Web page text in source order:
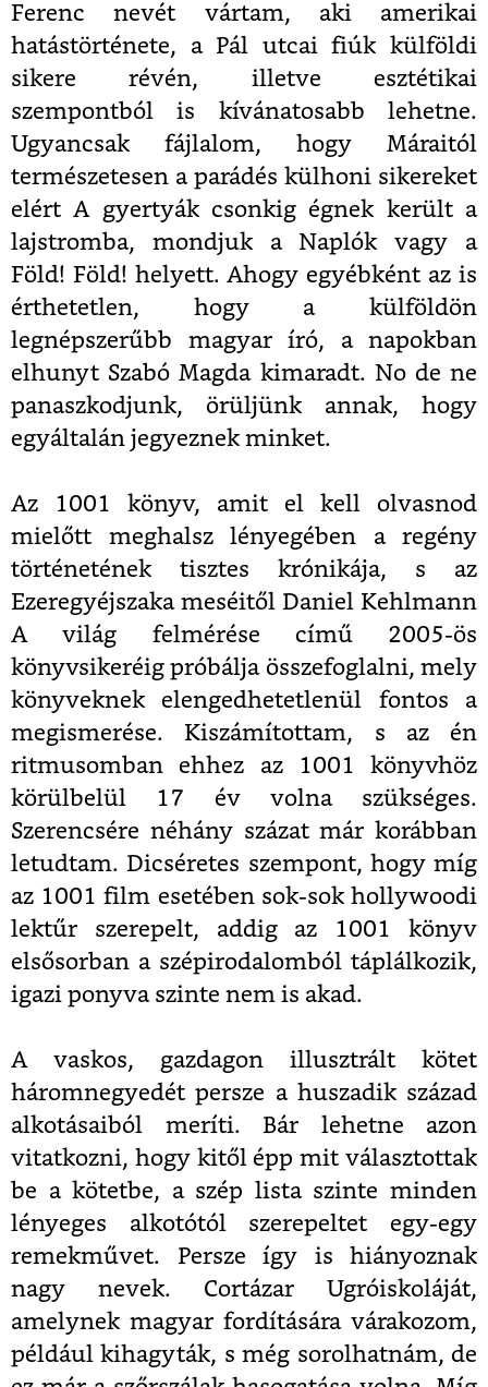
Ferenc nevét vártam, aki amerikai
hatástörténete, a Pál utcai fiúk külföldi
sikere révén, illetve esztétikai
szempontból is kívánatosabb lehetne.
Ugyancsak fájlalom, hogy Máraitól
természetesen a parádés külhoni sikereket
elért A gyertyák csonkig égnek került a
lajstromba, mondjuk a Naplók vagy a
Föld! Föld! helyett. Ahogy egyébként az is
érthetetlen, hogy a külföldön
legnépszerűbb magyar író, a napokban
elhunyt Szabó Magda kimaradt. No de ne
panaszkodjunk, örüljünk annak, hogy
egyáltalán jegyeznek minket.
Az 1001 könyv, amit el kell olvasnod
mielőtt meghalsz lényegében a regény
történetének tisztes krónikája, s az
Ezeregyéjszaka meséitől Daniel Kehlmann
A világ felmérése című 2005-ös
könyvsikeréig próbálja összefoglalni, mely
könyveknek elengedhetetlenül fontos a
megismerése. Kiszámítottam, s az én
ritmusomban ehhez az 1001 könyvhöz
körülbelül 17 év volna szükséges.
Szerencsére néhány százat már korábban
letudtam. Dicséretes szempont, hogy míg
az 1001 film esetében sok-sok hollywoodi
lektűr szerepelt, addig az 1001 könyv
elsősorban a szépirodalomból táplálkozik,
igazi ponyva szinte nem is akad.
A vaskos, gazdagon illusztrált kötet
háromnegyedét persze a huszadik század
alkotásaiból meríti. Bár lehetne azon
vitatkozni, hogy kitől épp mit választottak
be a kötetbe, a szép lista szinte minden
lényeges alkotótól szerepeltet egy-egy
remekművet. Persze így is hiányoznak
nagy nevek. Cortázar Ugróiskoláját,
amelynek magyar fordítására várakozom,
például kihagyták, s még sorolhatnám, de